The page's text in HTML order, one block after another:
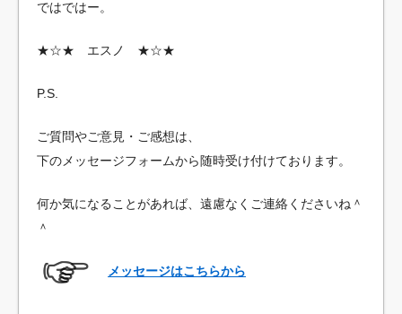
ではではー。
★☆★ エスノ ★☆★
P.S.
ご質問やご意見・ご感想は、
下のメッセージフォームから随時受け付けております。
何か気になることがあれば、遠慮なくご連絡くださいね＾
＾
メッセージはこちらから